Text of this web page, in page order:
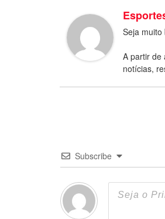
Seja muito
A partir de
notícias,
Subscribe